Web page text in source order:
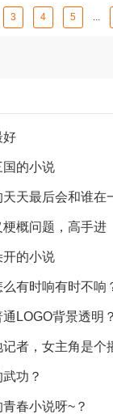
3 4 5 ...
好
国的小说
天最后会和谁在
概问题，高手进
开的小说
有时响有时不响
LOGO背景透明？
者，女主角是个
功？
春小说呀~？